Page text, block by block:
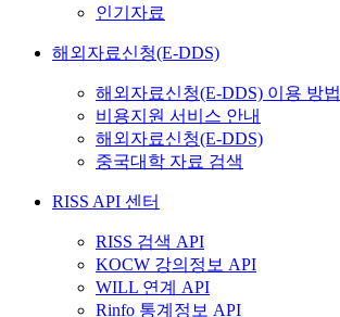
인기자료
해외자료신청(E-DDS)
해외자료신청(E-DDS) 이용 방법
비용지원 서비스 안내
해외자료신청(E-DDS)
중국대학 자료 검색
RISS API 센터
RISS 검색 API
KOCW 강의정보 API
WILL 연계 API
Rinfo 통계정보 API